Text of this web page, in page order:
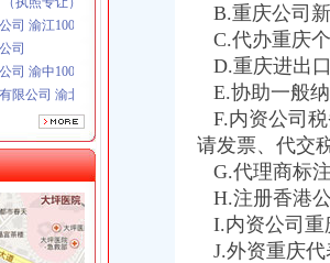
司 渝江100万 （工商注册）
司
司 渝中100万 （进出口权）
限公司 渝北100万 （进出口权）
司 渝九50万 （工商注册）
沙50万 （工商注册）
有限公司
司
B.重庆公司
C.代办重庆
D.重庆进出
E.协助一般
F.内资公司
请发票、代交
G.代理商标
H.注册香港
I.内资公司重
J.外资重庆代